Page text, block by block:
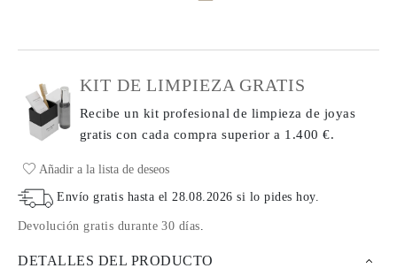
KIT DE LIMPIEZA GRATIS
Recibe un kit profesional de limpieza de joyas
gratis con cada comprasuperior a 1.400 €.
Añadir a la lista de deseos
Envío gratis hasta el 28.08.2026 si lo pides hoy.
Devolución gratis durante 30 días
DETALLES DEL PRODUCTO